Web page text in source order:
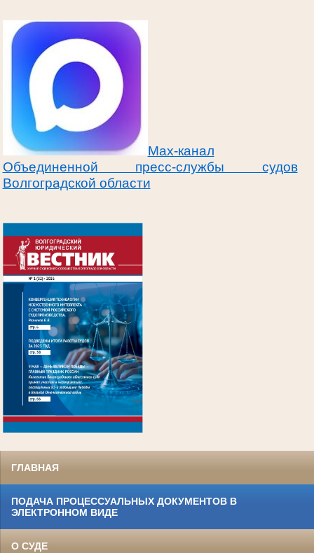
Max-канал
Объединенной пресс-службы судов
Волгоградской области
ГЛАВНАЯ
ПОДАЧА ПРОЦЕССУАЛЬНЫХ ДОКУМЕНТОВ В
ЭЛЕКТРОННОМ ВИДЕ
О СУДЕ